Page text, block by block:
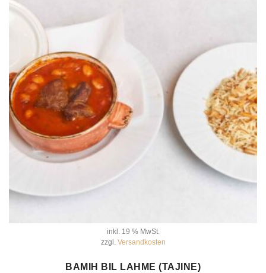
inkl. 19 % MwSt.
zzgl. Versandkosten
IN DEN WARENKORB
BAMIH BIL LAHME (TAJINE)